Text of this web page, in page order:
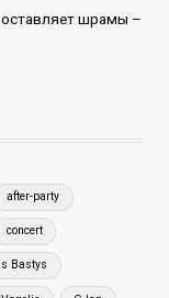
шрамы –
after-party
concert
Bastys